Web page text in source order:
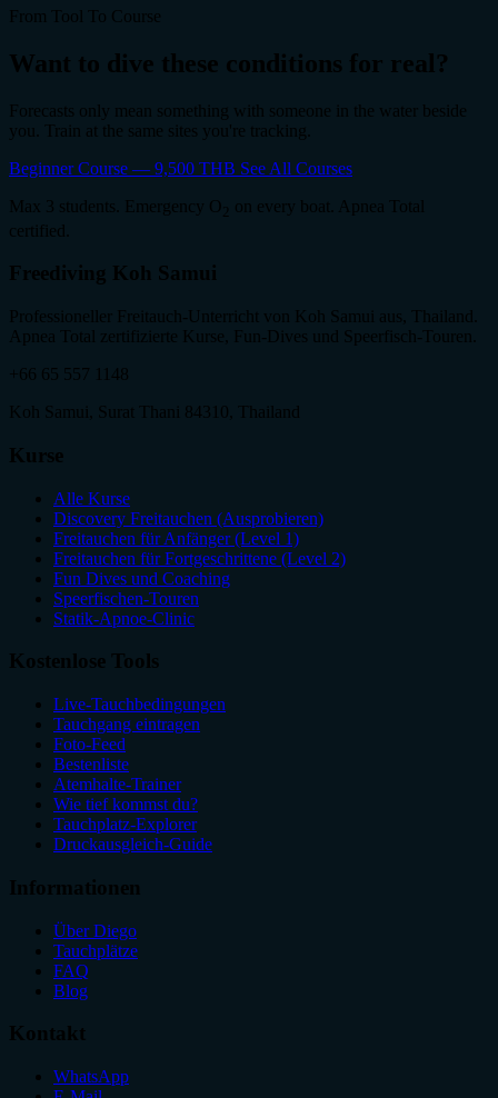
From Tool To Course
Want to dive these conditions for real?
Forecasts only mean something with someone in the water beside
you. Train at the same sites you're tracking.
Beginner Course — 9,500 THB See All Courses
Max 3 students. Emergency O
on every boat. Apnea Total
certified.
Freediving Koh Samui
Professioneller Freitauch-Unterricht von Koh Samui aus, Thailand.
Apnea Total zertifizierte Kurse, Fun-Dives und Speerfisch-Touren.
+66 65 557 1148
Koh Samui, Surat Thani 84310, Thailand
Kurse
Alle Kurse
Discovery Freitauchen (Ausprobieren)
Freitauchen für Anfänger (Level 1)
Freitauchen für Fortgeschrittene (Level 2)
Fun Dives und Coaching
Speerfischen-Touren
Statik-Apnoe-Clinic
Kostenlose Tools
Live-Tauchbedingungen
Tauchgang eintragen
Foto-Feed
Bestenliste
Atemhalte-Trainer
Wie tief kommst du?
Tauchplatz-Explorer
Druckausgleich-Guide
Informationen
Über Diego
Tauchplätze
FAQ
Blog
Kontakt
WhatsApp